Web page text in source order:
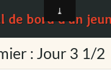
: Jour 3 1/2